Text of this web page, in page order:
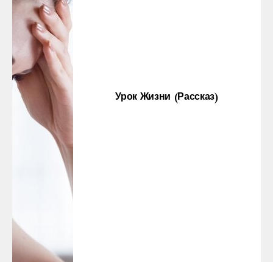
Урок Жизни (рассказ)